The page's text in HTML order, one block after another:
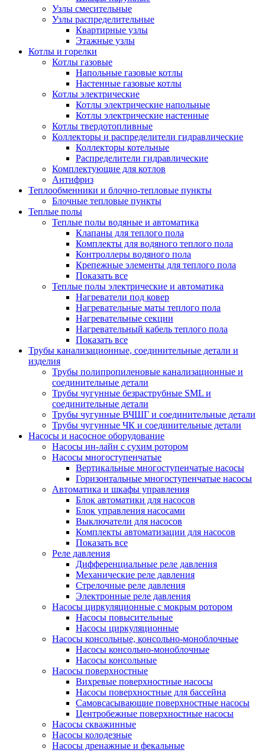
Узлы смесительные
Узлы распределительные
Квартирные узлы
Этажные узлы
Котлы и горелки
Котлы газовые
Напольные газовые котлы
Настенные газовые котлы
Котлы электрические
Котлы электрические напольные
Котлы электрические настенные
Котлы твердотопливные
Коллекторы и распределители гидравлические
Коллекторы котельные
Распределители гидравлические
Комплектующие для котлов
Антифриз
Теплообменники и блочно-тепловые пункты
Блочные тепловые пункты
Теплые полы
Теплые полы водяные и автоматика
Клапаны для теплого пола
Комплекты для водяного теплого пола
Контроллеры водяного пола
Крепежные элементы для теплого пола
Показать все
Теплые полы электрические и автоматика
Нагреватели под ковер
Нагревательные маты теплого пола
Нагревательные секции
Нагревательный кабель теплого пола
Показать все
Трубы канализационные, соединительные детали и
изделия
Трубы полипропиленовые канализационные и
соединительные детали
Трубы чугунные безраструбные SML и
соединительные детали
Трубы чугунные ВЧШГ и соединительные детали
Трубы чугунные ЧК и соединительные детали
Насосы и насосное оборудование
Насосы ин-лайн с сухим ротором
Насосы многоступенчатые
Вертикальные многоступенчатые насосы
Горизонтальные многоступенчатые насосы
Автоматика и шкафы управления
Блок автоматики для насосов
Блок управления насосами
Выключатели для насосов
Комплекты автоматизации для насосов
Показать все
Реле давления
Дифференциальные реле давления
Механические реле давления
Стрелочные реле давления
Электронные реле давления
Насосы циркуляционные с мокрым ротором
Насосы повысительные
Насосы циркуляционные
Насосы консольные, консольно-моноблочные
Насосы консольно-моноблочные
Насосы консольные
Насосы поверхностные
Вихревые поверхностные насосы
Насосы поверхностные для бассейна
Самовсасывающие поверхностные насосы
Центробежные поверхностные насосы
Насосы скважинные
Насосы колодезные
Насосы дренажные и фекальные